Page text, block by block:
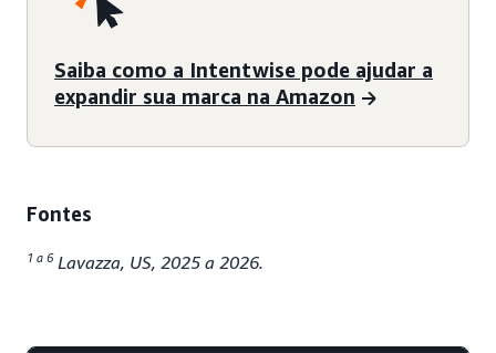
Saiba como a Intentwise pode ajudar a
expandir sua marca na Amazon
Fontes
1 a 6 Lavazza, US, 2025 a 2026.